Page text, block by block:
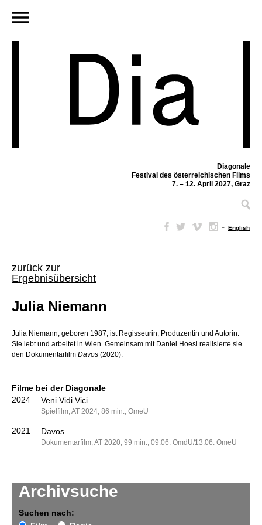
Diagonale
Festival des österreichischen Films
7. – 12. April 2027, Graz
– English
zurück zur
Ergebnisübersicht
Archivsuche
Suchen nach:
Julia Niemann
Julia Niemann, geboren 1987, ist Regisseurin, Produzentin und Autorin.
Sie lebt und arbeitet in Wien. Gemeinsam mit Daniel Hoesl realisierte sie
den Dokumentarfilm Davos (2020).
Filme bei der Diagonale
2024
Veni Vidi Vici
Spielfilm, AT 2024, 86 min., OmeU
2021 Davos
Dokumentarfilm, AT 2020, 99 min., 09.06. OmdU/13.06. OmeU